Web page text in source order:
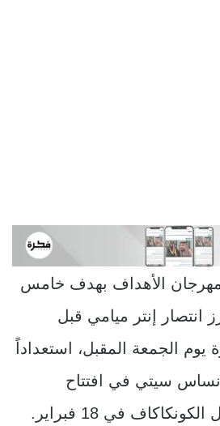
مهرجان الأهداف بهدف خامس
79، ليعزز انتصار إنتر ميامي قبل
يوم الجمعة المقبل، استعداداً
سيتي في افتتاح
في 18 فبراير.